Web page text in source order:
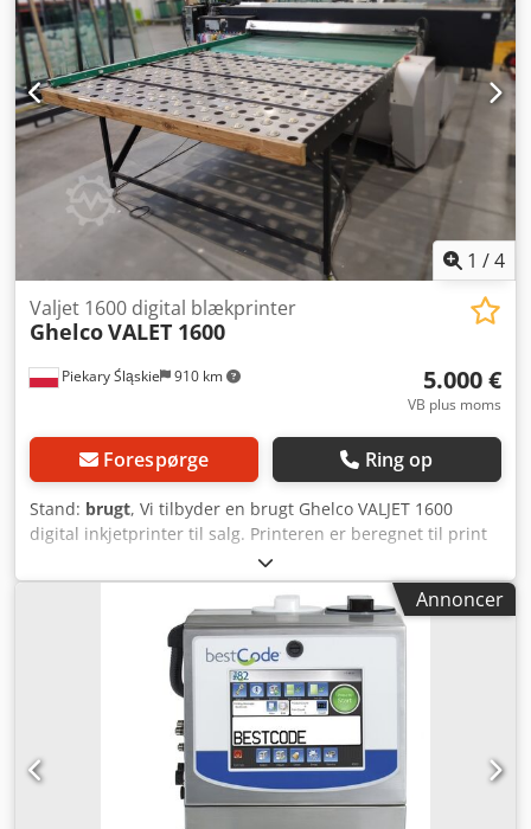
1 /4
Piekary Śląskie 910 km
Valjet 1600 digital blækprinter
GhelcoVALET 1600
5.000 €
VB plus moms
Forespørge Ring op
Stand: brugt, Vi tilbyder en brugt Ghelco VALJET 1600
digital inkjetprinter til salg. Printeren er beregnet til print
på flade overflader såsom glas, metal, træ og plast.
Maksimal printkebredde er 1,6 m. Maksimal opløsning er
1440 dpi. Dsdjywlaqepfx Am Aeck Hvis du har spørgsmål
eller har brug for yderligere information, bedes du sende
en besked eller kontakte os telefonisk.
Annoncer